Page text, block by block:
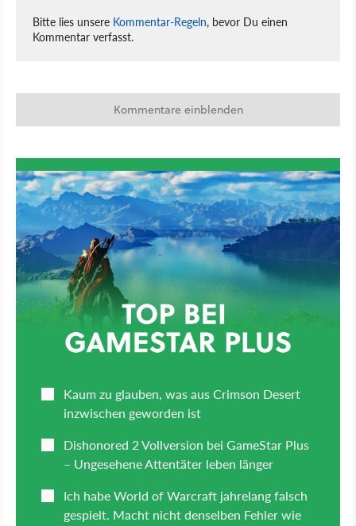
Bitte lies unsere Kommentar-Regeln, bevor Du einen
Kommentar verfasst.
Kommentare einblenden